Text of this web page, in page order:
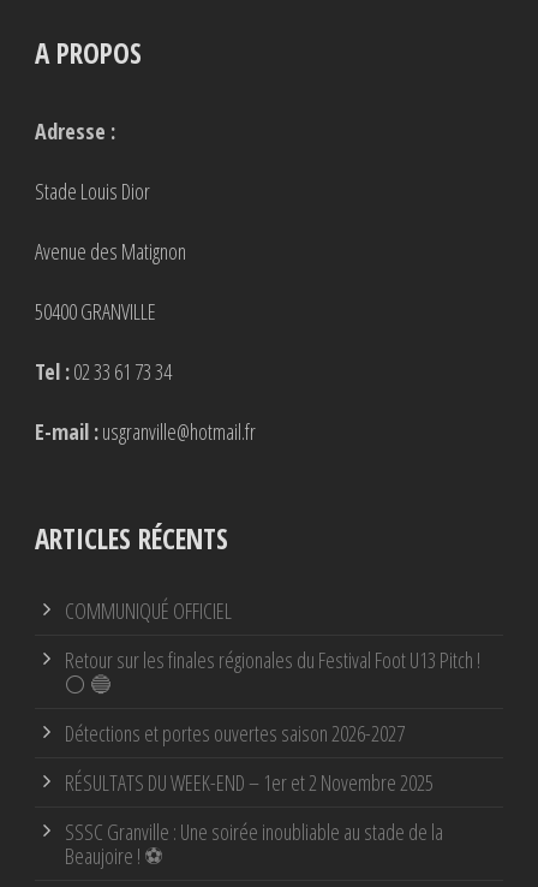
A PROPOS
Adresse :
Stade Louis Dior
Avenue des Matignon
50400 GRANVILLE
Tel :02 33 61 73 34
E-mail :usgranville@hotmail.fr
ARTICLES RÉCENTS
COMMUNIQUÉ OFFICIEL
Retour sur les finales régionales du Festival Foot U13 Pitch !
⚪ 🔵
Détections et portes ouvertes saison 2026-2027
RÉSULTATS DU WEEK-END – 1er et 2 Novembre 2025
SSSC Granville : Une soirée inoubliable au stade de la
Beaujoire ! ⚽